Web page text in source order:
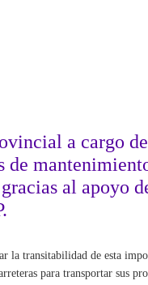
a cargo
de
al apoyo
la transitabilidad de esta
para transportar sus